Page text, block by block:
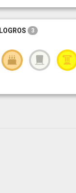
LOGROS 3